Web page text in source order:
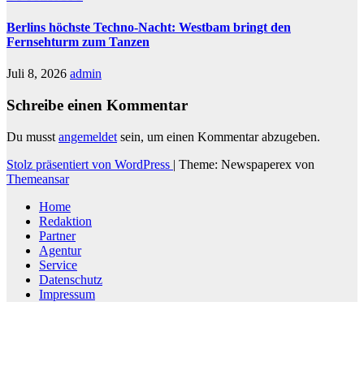
Berlins höchste Techno-Nacht: Westbam bringt den
Fernsehturm zum Tanzen
Juli 8, 2026 admin
Schreibe einen Kommentar
Du musst angemeldet sein, um einen Kommentar abzugeben.
Stolz präsentiert von WordPress | Theme: Newspaperex von
Themeansar
Home
Redaktion
Partner
Agentur
Service
Datenschutz
Impressum